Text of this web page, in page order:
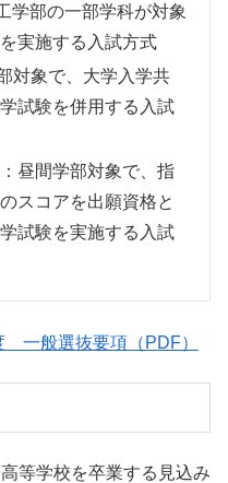
学部の一部学科が対象
実施する入試方式
対象で、大学入学共
試験を併用する入試
昼間学部対象で、指
スコアを出願資格と
試験を実施する入試
般選抜要項（PDF）
等学校を卒業する見込み